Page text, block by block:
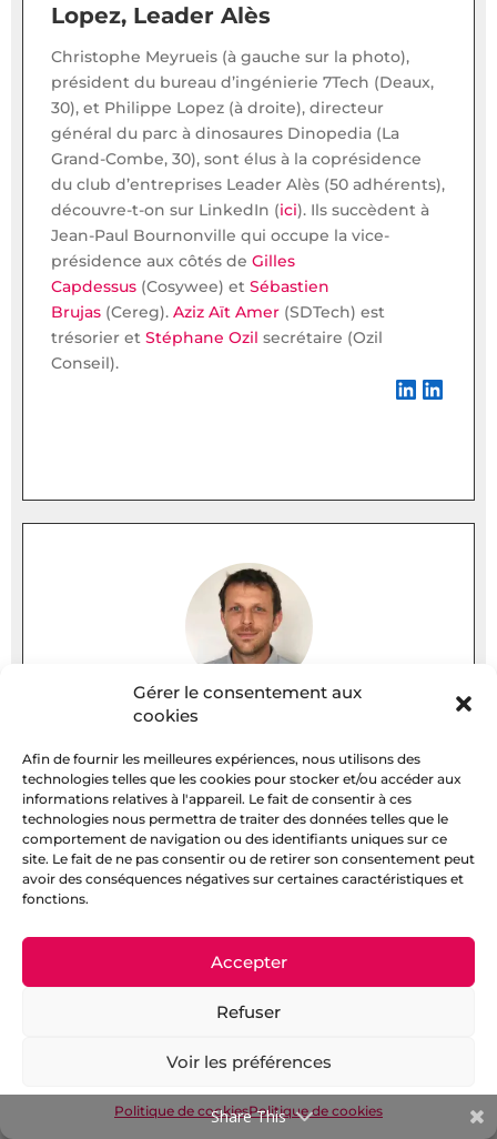
Gérer le consentement aux
cookies
Afin de fournir les meilleures expériences, nous utilisons des
technologies telles que les cookies pour stocker et/ou accéder aux
informations relatives à l'appareil. Le fait de consentir à ces
technologies nous permettra de traiter des données telles que le
comportement de navigation ou des identifiants uniques sur ce
site. Le fait de ne pas consentir ou de retirer son consentement peut
avoir des conséquences négatives sur certaines caractéristiques et
fonctions.
Accepter
Refuser
Voir les préférences
Politique de cookiesPolitique de cookies
Lopez, Leader Alès
Christophe Meyrueis (à gauche sur la photo),
président du bureau d’ingénierie 7Tech (Deaux,
30), et Philippe Lopez (à droite), directeur
général du parc à dinosaures Dinopedia (La
Grand-Combe, 30), sont élus à la coprésidence
du club d’entreprises Leader Alès (50 adhérents),
découvre-t-on sur LinkedIn (ici). Ils succèdent à
Jean-Paul Bournonville qui occupe la vice-
présidence aux côtés de Gilles
Capdessus (Cosywee) et Sébastien
Brujas (Cereg). Aziz Aït Amer (SDTech) est
trésorier et Stéphane Ozil secrétaire (Ozil
Conseil).
LinkedIn LinkedIn
Matthieu Combes, Oppidum
Conditionnement
L’ex-directeur d’usine chez Refresco (Nissan-lez-
Enserune, 34) prend la présidence d’Oppidum
Conditionnement, prestataire d’embouteillage
indique-t-il sur LinkedIn. Oppidum
Conditionnement a été créé le 3 septembre.
L’usine Refresco a fermé (Les Indiscrétionsdu 11
en cliquant là
emphytéotique, «pour motif d’intérêt général,
avec effet au 15 juillet 2024» (lire ici).
Share This